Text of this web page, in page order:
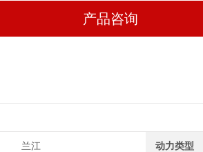
产品咨询
兰江 动力类型